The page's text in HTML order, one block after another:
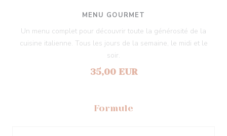
MENU GOURMET
Un menu complet pour découvrir toute la générosité de la
cuisine italienne. Tous les jours de la semaine, le midi et le
soir.
35,00 EUR
Formule